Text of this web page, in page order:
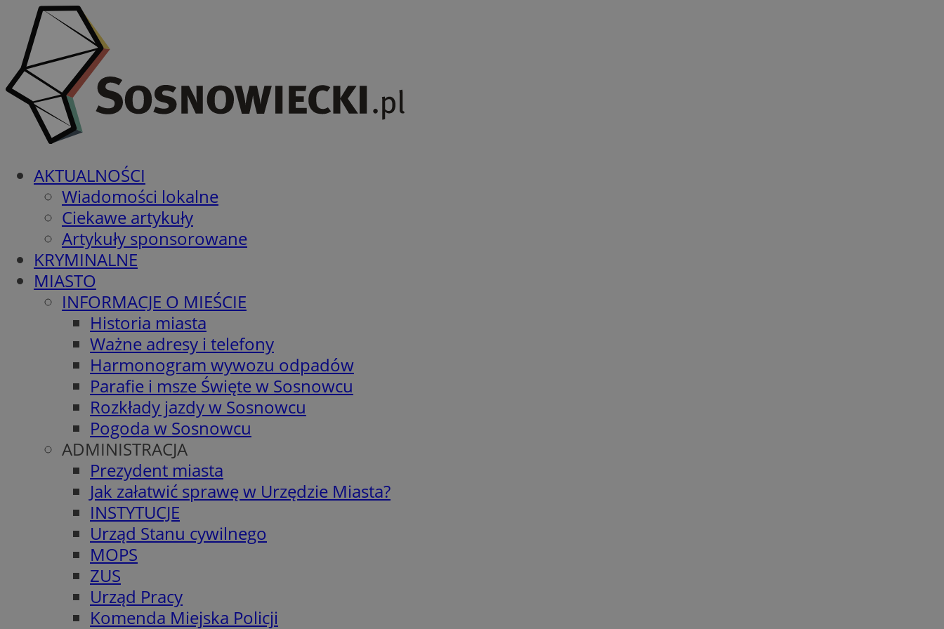
AKTUALNOŚCI
Wiadomości lokalne
Ciekawe artykuły
Artykuły sponsorowane
KRYMINALNE
MIASTO
INFORMACJE O MIEŚCIE
Historia miasta
Ważne adresy i telefony
Harmonogram wywozu odpadów
Parafie i msze Święte w Sosnowcu
Rozkłady jazdy w Sosnowcu
Pogoda w Sosnowcu
ADMINISTRACJA
Prezydent miasta
Jak załatwić sprawę w Urzędzie Miasta?
INSTYTUCJE
Urząd Stanu cywilnego
MOPS
ZUS
Urząd Pracy
Komenda Miejska Policji